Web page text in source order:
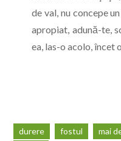
de val, nu concepe
apropiat, adună-te,
ea, las-o acolo, încet
durere fostul mai